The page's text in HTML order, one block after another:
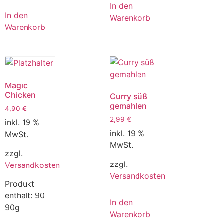
In den
Warenkorb
In den
Warenkorb
Magic
Chicken
4,90 €
inkl. 19 %
MwSt.
zzgl.
Versandkosten
Produkt
enthält: 90
90g
Curry süß
gemahlen
2,99 €
inkl. 19 %
MwSt.
zzgl.
Versandkosten
In den
Warenkorb